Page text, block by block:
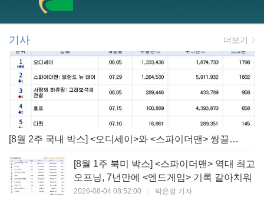
기사 더보기
[8월 2주 국내 박스] <오디세이>와 <스파이더맨> 쌍끌이! 대작 틈바구니 속 빛난 <사랑의 하츄핑>
[8월 1주 북미 박스] <스파이더맨> 역대 최고
오프닝, 7년만에 <엔드게임> 기록 갈아치워
2026-08-04 08:52:00 | 박은영 기자